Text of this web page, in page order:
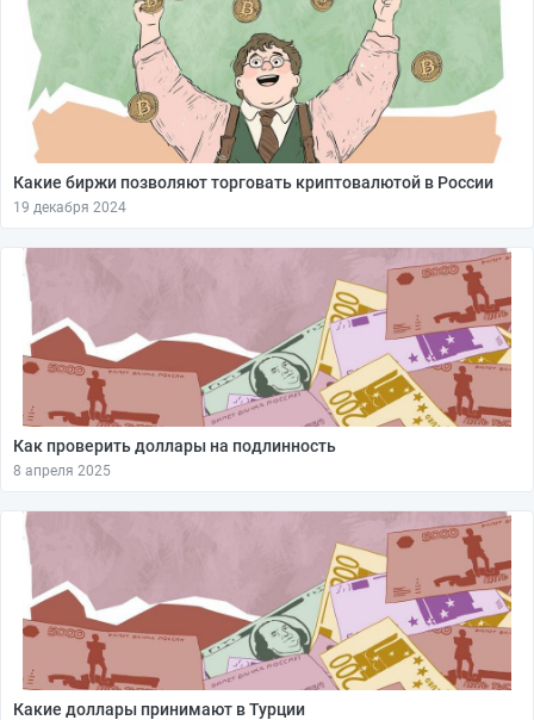
Какие биржи позволяют торговать криптовалютой в России
19 декабря 2024
Как проверить доллары на подлинность
8 апреля 2025
Какие доллары принимают в Турции